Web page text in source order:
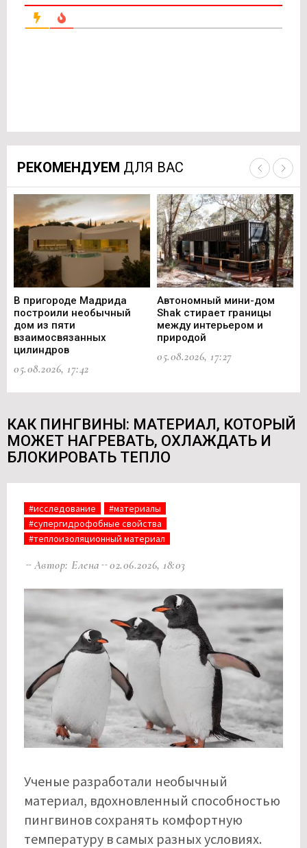
РЕКОМЕНДУЕМ ДЛЯ ВАС
В пригороде Мадрида
построили необычный
дом из пяти
взаимосвязанных
цилиндров
05.08.2026, 17:42
Автономный мини-дом
Shak стирает границы
между интерьером и
природой
05.08.2026, 17:27
КАК ПИНГВИНЫ: МАТЕРИАЛ, КОТОРЫЙ
МОЖЕТ НАГРЕВАТЬ, ОХЛАЖДАТЬ И
БЛОКИРОВАТЬ ТЕПЛО
#исследование
#материалы
#супергидрофобные свойства
#теплоизоляционный материал
Автор: Елена 02.06.2026, 18:03
Ученые разработали необычный
материал, вдохновленный способностью
пингвинов сохранять комфортную
температуру в самых разных условиях.